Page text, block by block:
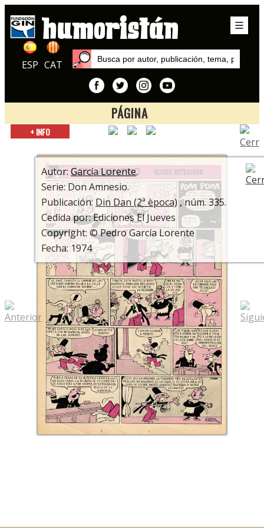
ESP CAT
PÁGINA
Inicio
García Lorente
+ INFO
Autor:García Lorente.
Serie: Don Amnesio.
Publicación:Din Dan (2ª època), núm. 335.
Cedida por: Ediciones El Jueves
Copyright: © Pedro García Lorente
Fecha: 1974